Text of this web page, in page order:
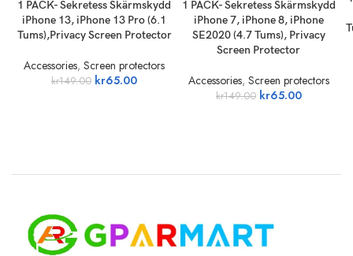
1 PACK- Sekretess Skärmskydd
iPhone 13, iPhone 13 Pro (6.1
Tums),Privacy Screen Protector
Accessories, Screen protectors
kr149.00 kr65.00
1 PACK- Sekretess Skärmskydd
iPhone 7, iPhone 8, iPhone
SE2020 (4.7 Tums), Privacy
Screen Protector
Accessories, Screen protectors
kr149.00 kr65.00